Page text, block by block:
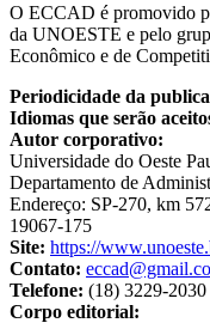
O ECCAD é promovido
da UNOESTE e pelo
Econômico e de
Periodicidade da
Idiomas que serão
Autor corporativo:
Universidade do Oeste
Departamento de
Endereço: SP-270, km
19067-175
Site: https://
Contato:
Telefone: (18) 3229-2030
Corpo editorial: